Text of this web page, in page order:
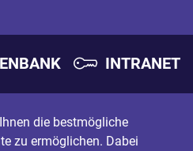
INTRANET
die bestmögliche
zu ermöglichen. Dabei